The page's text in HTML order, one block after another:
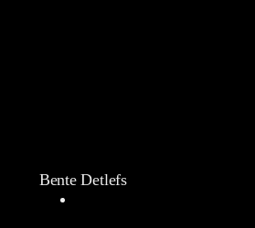
Bente Detlefs